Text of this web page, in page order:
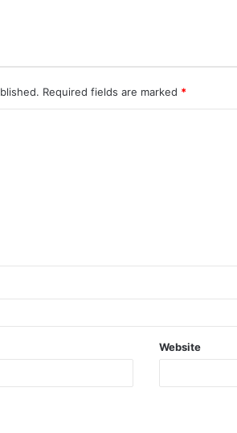
Required fields are marked *
Website